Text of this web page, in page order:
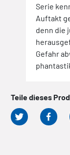
Serie
Auftakt
denn die
Gefahr
Teile dieses